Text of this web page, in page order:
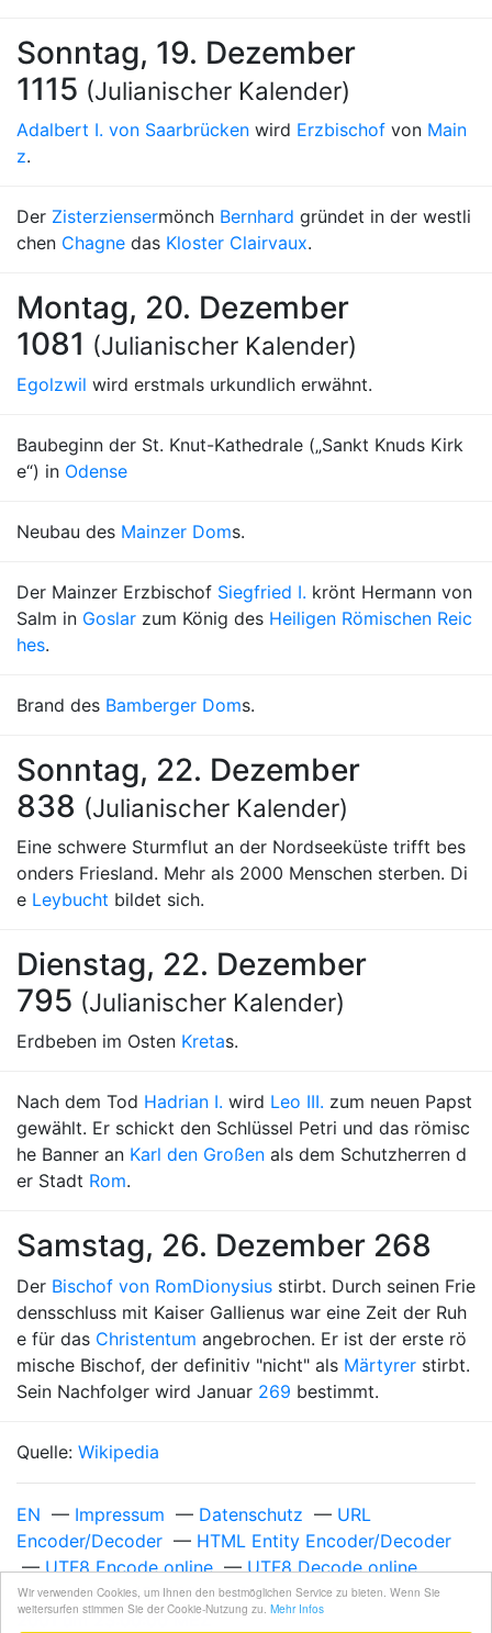
Wir verwenden Cookies, um Ihnen den bestmöglichen Service zu bieten. Wenn Sie
weitersurfen stimmen Sie der Cookie-Nutzung zu. Mehr Infos
Sonntag, 19. Dezember
1115 (Julianischer Kalender)
Adalbert I. von Saarbrücken wird Erzbischof von Main
z.
Der Zisterziensermönch Bernhard gründet in der westli
chen Chagne das Kloster Clairvaux.
Montag, 20. Dezember
1081 (Julianischer Kalender)
Egolzwil wird erstmals urkundlich erwähnt.
Baubeginn der St. Knut-Kathedrale („Sankt Knuds Kirk
e“) in Odense
Neubau des Mainzer Doms.
Der Mainzer Erzbischof Siegfried I. krönt Hermann von
Salm in Goslar zum König des Heiligen Römischen Reic
hes.
Brand des Bamberger Doms.
Sonntag, 22. Dezember
838 (Julianischer Kalender)
Eine schwere Sturmflut an der Nordseeküste trifft bes
onders Friesland. Mehr als 2000 Menschen sterben. Di
e Leybucht bildet sich.
Dienstag, 22. Dezember
795 (Julianischer Kalender)
Erdbeben im Osten Kretas.
Nach dem Tod Hadrian I. wird Leo III. zum neuen Papst
gewählt. Er schickt den Schlüssel Petri und das römisc
he Banner an Karl den Großen als dem Schutzherren d
er Stadt Rom.
Samstag, 26. Dezember 268
Der Bischof von RomDionysius stirbt. Durch seinen Frie
densschluss mit Kaiser Gallienus war eine Zeit der Ruh
e für das Christentum angebrochen. Er ist der erste rö
mische Bischof, der definitiv "nicht" als Märtyrer stirbt.
Sein Nachfolger wird Januar 269 bestimmt.
Quelle: Wikipedia
EN — Impressum — Datenschutz — URL
Encoder/Decoder — HTML Entity Encoder/Decoder
—UTF8 Encode online—UTF8 Decode online
Unixzeit 1009404000—Mittwoch, 26. Dezember
2001 um 23:00:00 MEZ